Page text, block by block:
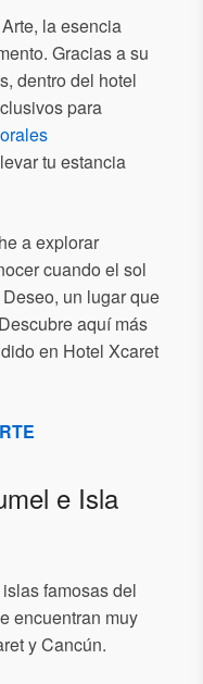
la esencia
Gracias a su
dentro del hotel
para
tu estancia
a explorar
cuando el sol
un lugar que
aquí más
en Hotel Xcaret
e Isla
famosas del
encuentran muy
y Cancún.